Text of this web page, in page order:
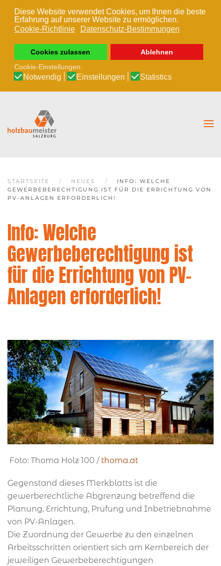
Diese Website verwendet Cookies, um Ihnen die beste
Erfahrung auf unserer Website zu ermöglichen.
Cookie-Richtlinie
Datenschutz-Bestimmungen
Cookies zulassen
Ablehnen
Cookie-Einstellungen:
Notwendig Einstellungen Statistics
Zum Hauptinhalt springen
STARTSEITE NEUES
INFO: WELCHE
GEWERBEBERECHTIGUNG IST FÜR DIE ERRICHTUNG VON
PV-ANLAGEN ERFORDERLICH!
Info: Welche
Gewerbeberechtigung ist
für die Errichtung von PV-
Anlagen erforderlich!
Foto: Thoma Holz 100 / thoma.at
Gegenstand dieses Merkblatts ist die
gewerberechtliche Abgrenzung betreffend die
Planung, Errichtung, Prüfung und Inbetriebnahme
von PV-Anlagen.
Die Zuordnung der Gewerbe zu den einzelnen
Arbeitsschritten orientiert sich am Kernbereich der
jeweiligen Gewerbeberechtigungen